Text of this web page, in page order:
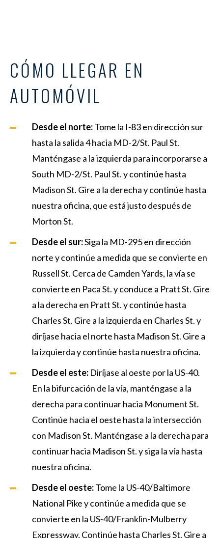
CÓMO LLEGAR EN
AUTOMÓVIL
Desde el norte:Tome la I-83 en dirección sur
hasta la salida 4 hacia MD-2/St. Paul St.
Manténgase a la izquierda para incorporarse a
South MD-2/St. Paul St. y continúe hasta
Madison St. Gire a la derecha y continúe hasta
nuestra oficina, que está justo después de
Morton St.
Desde el sur:Siga la MD-295 en dirección
norte y continúe a medida que se convierte en
Russell St. Cerca de Camden Yards, la vía se
convierte en Paca St. y conduce a Pratt St. Gire
a la derecha en Pratt St. y continúe hasta
Charles St. Gire a la izquierda en Charles St. y
diríjase hacia el norte hasta Madison St. Gire a
la izquierda y continúe hasta nuestra oficina.
Desde el este: Diríjase al oeste por la US-40.
En la bifurcación de la vía, manténgase a la
derecha para continuar hacia Monument St.
Continúe hacia el oeste hasta la intersección
con Madison St. Manténgase a la derecha para
continuar hacia Madison St. y siga la vía hasta
nuestra oficina.
Desde el oeste:Tome la US-40/Baltimore
National Pike y continúe a medida que se
convierte en la US-40/Franklin-Mulberry
Expressway. Continúe hasta Charles St. Gire a